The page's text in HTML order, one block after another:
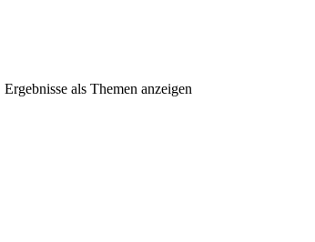
Ergebnisse als Themen anzeigen